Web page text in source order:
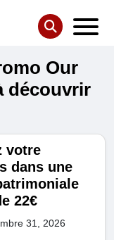
Our
découvrir
votre
dans une
22€
31, 2026